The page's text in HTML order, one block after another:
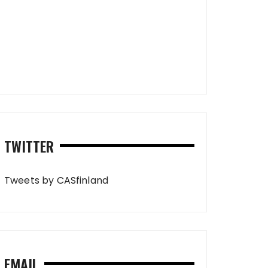
TWITTER
Tweets by CASfinland